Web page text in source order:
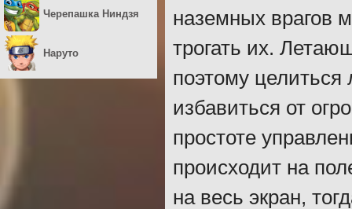
наземных врагов
трогать их.
поэтому
избавиться от
простоте
происходит на
на весь экран,
Черепашка Ниндзя
Наруто